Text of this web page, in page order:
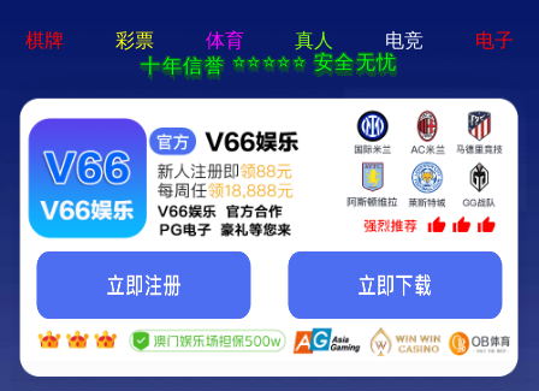
永乐电器官方网站-手机App下载
永乐电器官方网站
网站首页>产品中心>红外夜视仪 查看分类